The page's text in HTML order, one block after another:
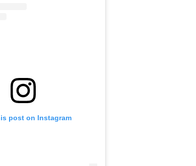
post on Instagram